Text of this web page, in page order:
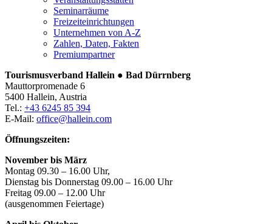
Seminarräume
Freizeiteinrichtungen
Unternehmen von A-Z
Zahlen, Daten, Fakten
Premiumpartner
Tourismusverband Hallein ● Bad Dürrnberg
Mauttorpromenade 6
5400 Hallein, Austria
Tel.: +43 6245 85 394
E-Mail: office@hallein.com
Öffnungszeiten:
November bis März
Montag 09.30 – 16.00 Uhr,
Dienstag bis Donnerstag 09.00 – 16.00 Uhr
Freitag 09.00 – 12.00 Uhr
(ausgenommen Feiertage)